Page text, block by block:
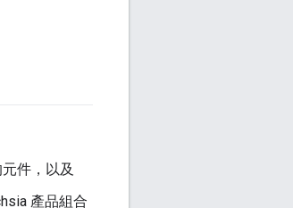
件，以及
產品組合